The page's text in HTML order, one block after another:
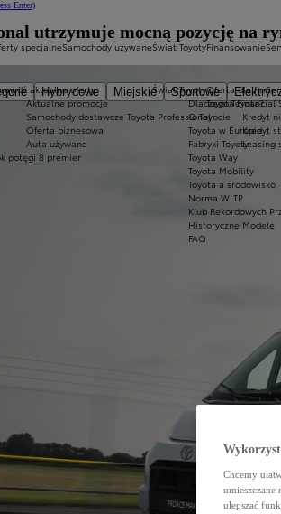
Enter)
Hybrydowe Miejskie Sportowe
specjalne
aktualne oferty
Aktualne promocje
Samochody dostawcze Toyota Professional
Oferta biznesowa
Auta używane
potęgi 8 premier
Samochody używaneŚwiat Toyoty
Świat Toyoty
Dlaczego Toyota?
O Toyocie
Toyota w Europie
Fabryki Toyoty
Toyota Way
Toyota Mobility
Toyota a środowisko
Norma WLTP
Klub Rekordowych
Historyczne Modele
FAQ
Finansowanie
Oferta dla firm
Toyota Financial
Kredyt
Kredyt
Leasing
utrzymuje mocną pozycję na
Chcemy
ulepszać